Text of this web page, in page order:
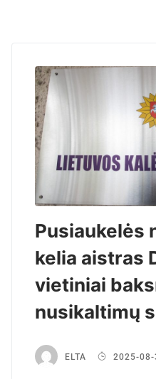
Pusiaukelės
kelia aistras
vietiniai
nusikaltimų
ELTA 2025-08-